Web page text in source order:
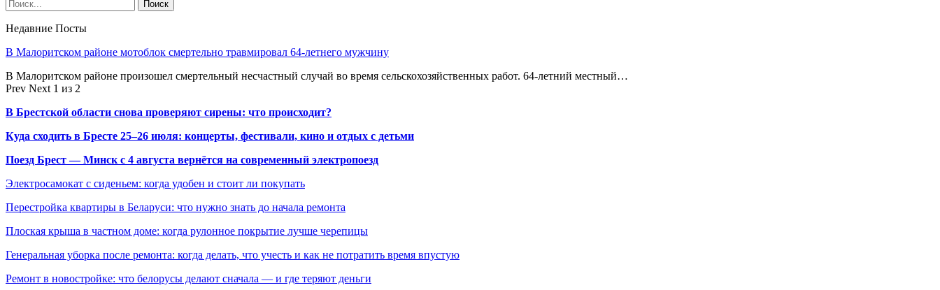
Недавние Посты
В Малоритском районе мотоблок смертельно травмировал 64-летнего мужчину
В Малоритском районе произошел смертельный несчастный случай во время сельскохозяйственных работ. 64-летний местный…
Prev Next 1 из 2
В Брестской области снова проверяют сирены: что происходит?
Куда сходить в Бресте 25–26 июля: концерты, фестивали, кино и отдых с детьми
Поезд Брест — Минск с 4 августа вернётся на современный электропоезд
Электросамокат с сиденьем: когда удобен и стоит ли покупать
Перестройка квартиры в Беларуси: что нужно знать до начала ремонта
Плоская крыша в частном доме: когда рулонное покрытие лучше черепицы
Генеральная уборка после ремонта: когда делать, что учесть и как не потратить время впустую
Ремонт в новостройке: что белорусы делают сначала — и где теряют деньги